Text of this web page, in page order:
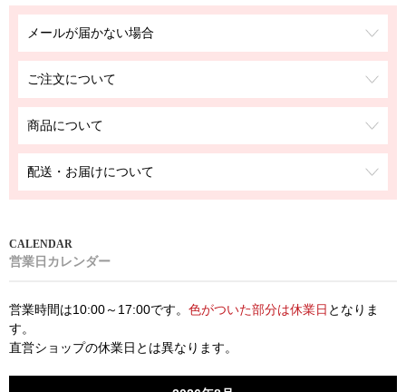
メールが届かない場合
ご注文について
商品について
配送・お届けについて
営業日カレンダー
営業時間は10:00～17:00です。 色がついた部分は休業日 となりま
す。
直営ショップの休業日とは異なります。